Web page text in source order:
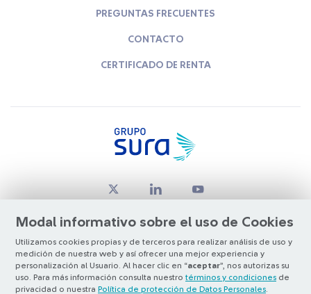
Modal informativo sobre el uso de Cookies
Utilizamos cookies propias y de terceros para realizar análisis de uso y
medición de nuestra web y así ofrecer una mejor experiencia y
personalización al Usuario. Al hacer clic en “aceptar”, nos autorizas su
uso. Para más información consulta nuestro términos y condiciones de
privacidad o nuestra Política de protección de Datos Personales
PREGUNTAS FRECUENTES
CONTACTO
CERTIFICADO DE RENTA
© Copyright Grupo SURA 2026